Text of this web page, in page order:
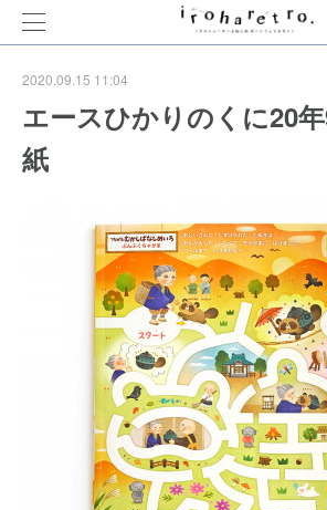
2020.09.15 11:04
エースひかりのくに20
紙